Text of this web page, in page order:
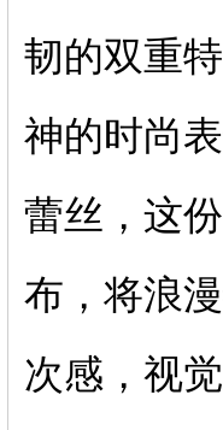
韧的双重
神的时尚
蕾丝，这
布，将浪
次感，视